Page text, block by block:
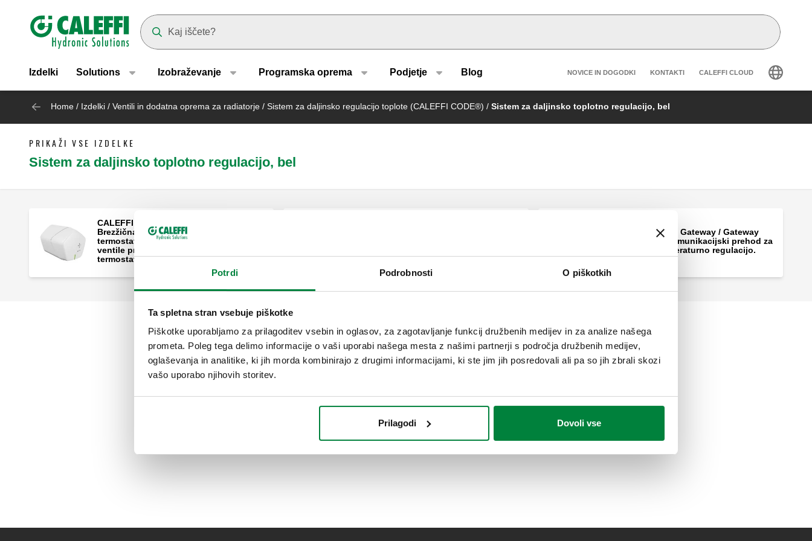
Potrdi Podrobnosti O piškotkih
Ta spletna stran vsebuje piškotke
Piškotke uporabljamo za prilagoditev vsebin in oglasov, za zagotavljanje funkcij družbenih medijev in za analize našega
prometa. Poleg tega delimo informacije o vaši uporabi našega mesta z našimi partnerji s področja družbenih medijev,
oglaševanja in analitike, ki jih morda kombinirajo z drugimi informacijami, ki ste jim jih posredovali ali pa so jih zbrali skozi
vašo uporabo njihovih storitev.
Prilagodi Dovoli vse
Header main navigation
Izdelki Solutions Izobraževanje Programska oprema Podjetje Blog Header secondary navigation
NOVICE IN DOGODKI KONTAKTI CALEFFI CLOUD
Home / Izdelki / Ventili in dodatna oprema za radiatorje / Sistem za daljinsko regulacijo toplote (CALEFFI CODE®) / Sistem za daljinsko toplotno regulacijo, bel
PRIKAŽI VSE IZDELKE
Sistem za daljinsko toplotno regulacijo, bel
CALEFFI CODE®, Comfort control.
Brezžična elektronska glava za
termostatske radiatorske ventile in
ventile primerne za montažo
termostatskih glav.
CALEFFI CODE®, Gateway / Gateway
PRO ​​​​​​​Brezžični komunikacijski prehod za
večconsko temperaturno regulacijo.